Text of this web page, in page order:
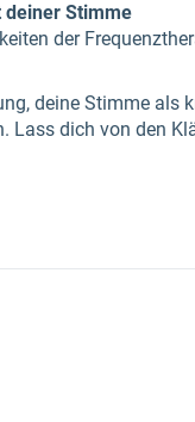
deiner Stimme
der
deine Stimme
Lass dich von den